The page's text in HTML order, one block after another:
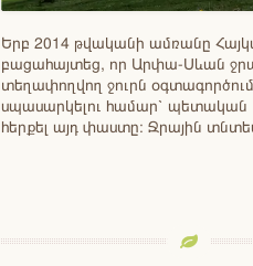
Երբ 2014 թվականի ամռանը
բացահայտեց, որ Արփա-Սևան
տեղափողվող ջուրն
սպասարկելու համար՝ պետական
հերքել այդ փաստը։ Ջրային